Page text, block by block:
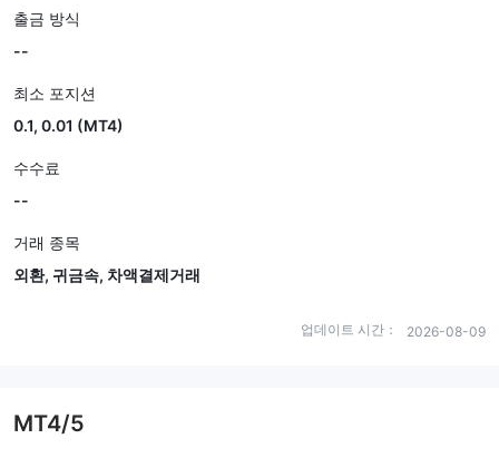
출금 방식
--
최소 포지션
0.1, 0.01 (MT4)
수수료
--
거래 종목
외환, 귀금속, 차액결제거래
업데이트 시간： 2026-08-09
MT4/5